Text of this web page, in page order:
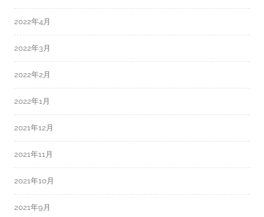
2022年4月
2022年3月
2022年2月
2022年1月
2021年12月
2021年11月
2021年10月
2021年9月